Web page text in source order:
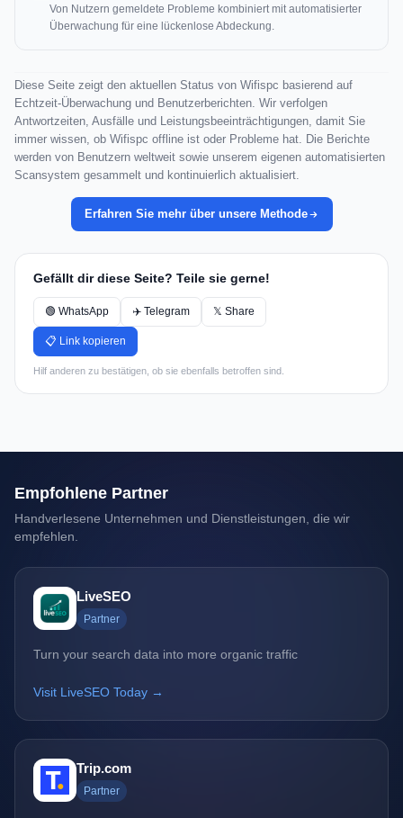
Von Nutzern gemeldete Probleme kombiniert mit automatisierter
Überwachung für eine lückenlose Abdeckung.
Diese Seite zeigt den aktuellen Status von Wifispc basierend auf
Echtzeit-Überwachung und Benutzerberichten. Wir verfolgen
Antwortzeiten, Ausfälle und Leistungsbeeinträchtigungen, damit Sie
immer wissen, ob Wifispc offline ist oder Probleme hat. Die Berichte
werden von Benutzern weltweit sowie unserem eigenen automatisierten
Scansystem gesammelt und kontinuierlich aktualisiert.
Erfahren Sie mehr über unsere Methode
Gefällt dir diese Seite? Teile sie gerne!
🟢 WhatsApp ✈️ Telegram 𝕏 Share
📋 Link kopieren
Hilf anderen zu bestätigen, ob sie ebenfalls betroffen sind.
Empfohlene Partner
Handverlesene Unternehmen und Dienstleistungen, die wir
empfehlen.
LiveSEO
Partner
Turn your search data into more organic traffic
Visit LiveSEO Today →
Trip.com
Partner